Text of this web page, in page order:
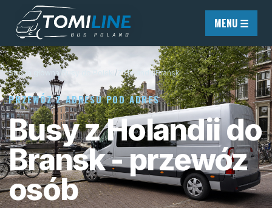
Przejdź do treści
MENU ☰
Strona główna / / Z Holandii/Brańsk
PRZEWÓZ Z ADRESU POD ADRES
Busy z Holandii do
Bransk - przewóz
osób